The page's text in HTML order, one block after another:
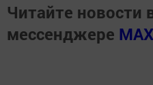
Читайте новости
мессенджере MАХ